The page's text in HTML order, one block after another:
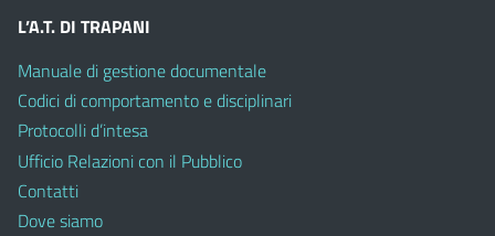
L’A.T. DI TRAPANI
Manuale di gestione documentale
Codici di comportamento e disciplinari
Protocolli d’intesa
Ufficio Relazioni con il Pubblico
Contatti
Dove siamo